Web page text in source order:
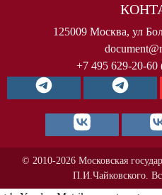
125009 Москва, ул
+7 495 629-20-
© 2010-2026 Московская
П.И.Чайковского.